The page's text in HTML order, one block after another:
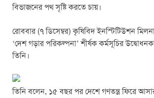
b
o
o
A
p
p
g
er
বিভাজনের পথ সৃষ্টি করতে চায়।
রোববার (৭ ডিসেম্বর) কৃষিবিদ ইনস্টিটিউশন
‘দেশ গড়ার পরিকল্পনা’ শীর্ষক কর্মসূচির
তিনি।
তিনি বলেন, ১৫ বছর পর দেশে গণতন্ত্র ফিরে